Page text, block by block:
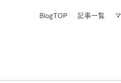
BlogTOP 記事一覧